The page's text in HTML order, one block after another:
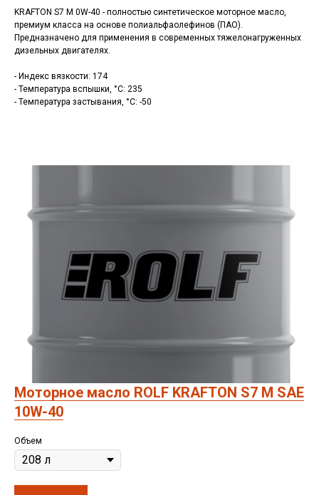
KRAFTON S7 M 0W-40 - полностью синтетическое моторное масло,
премиум класса на основе полиальфаолефинов (ПАО).
Предназначено для применения в современных тяжелонагруженных
дизельных двигателях.
- Индекс вязкости: 174
- Температура вспышки, °C: 235
- Температура застывания, °C: -50
Моторное масло ROLF KRAFTON S7 M SAE
10W-40
Объем